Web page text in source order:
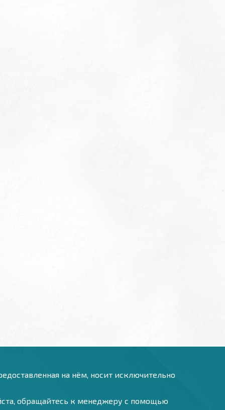
на нём, носит исключительно
обращайтесь к менеджеру с помощью